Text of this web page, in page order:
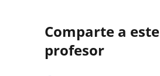
Comparte a este
profesor